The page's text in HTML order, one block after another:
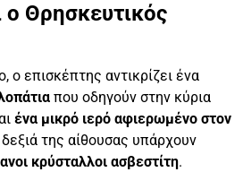
ο Θρησκευτικός
ο επισκέπτης αντικρίζει ένα
που οδηγούν στην κύρια
ένα μικρό ιερό αφιερωμένο στον
της αίθουσας υπάρχουν
κρύσταλλοι ασβεστίτη.